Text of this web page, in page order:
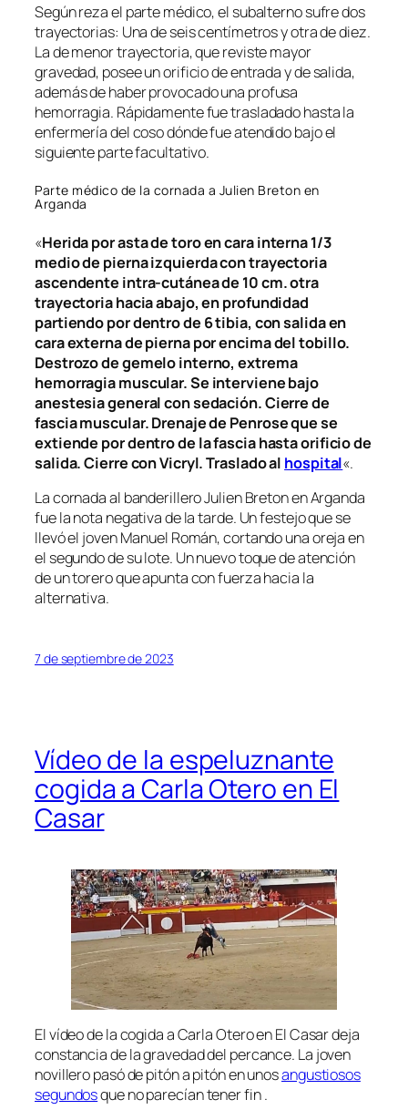
Según reza el parte médico, el subalterno sufre dos
trayectorias: Una de seis centímetros y otra de diez.
La de menor trayectoria, que reviste mayor
gravedad, posee un orificio de entrada y de salida,
además de haber provocado una profusa
hemorragia. Rápidamente fue trasladado hasta la
enfermería del coso dónde fue atendido bajo el
siguiente parte facultativo.
Parte médico de la cornada a Julien Breton en
Arganda
«Herida por asta de toro en cara interna 1/3
medio de pierna izquierda con trayectoria
ascendente intra-cutánea de 10 cm. otra
trayectoria hacia abajo, en profundidad
partiendo por dentro de 6 tibia, con salida en
cara externa de pierna por encima del tobillo.
Destrozo de gemelo interno, extrema
hemorragia muscular. Se interviene bajo
anestesia general con sedación. Cierre de
fascia muscular. Drenaje de Penrose que se
extiende por dentro de la fascia hasta orificio de
salida. Cierre con Vicryl. Traslado al hospital«.
La cornada al banderillero Julien Breton en Arganda
fue la nota negativa de la tarde. Un festejo que se
llevó el joven Manuel Román, cortando una oreja en
el segundo de su lote. Un nuevo toque de atención
de un torero que apunta con fuerza hacia la
alternativa.
7 de septiembre de 2023
Vídeo de la espeluznante
cogida a Carla Otero en El
Casar
El vídeo de la cogida a Carla Otero en El Casar deja
constancia de la gravedad del percance. La joven
novillero pasó de pitón a pitón en unosangustiosos
segundosque no parecían tener fin .